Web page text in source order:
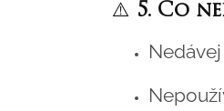
⚠️ 5. Co